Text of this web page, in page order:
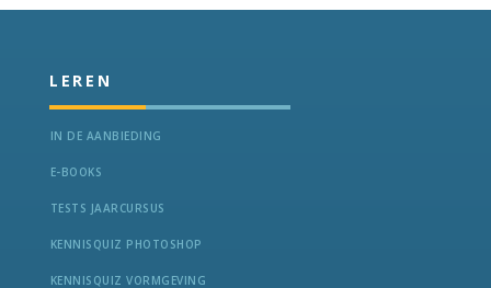
LEREN
IN DE AANBIEDING
E-BOOKS
TESTS JAARCURSUS
KENNISQUIZ PHOTOSHOP
KENNISQUIZ VORMGEVING